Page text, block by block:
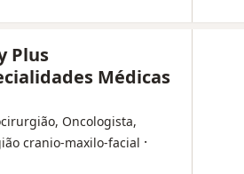
Plus
Médicas
Oncologista,
cranio-maxilo-facial ·